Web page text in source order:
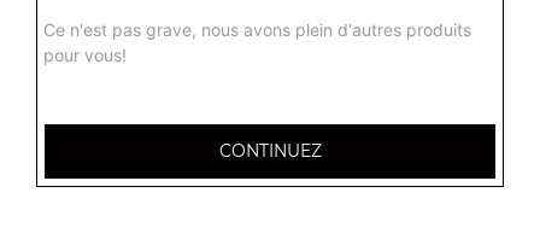
Ce n'est pas grave, nous avons plein d'autres produits
pour vous!
CONTINUEZ